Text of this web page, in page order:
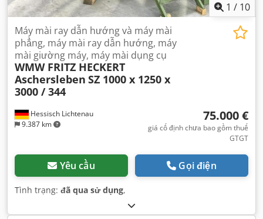
1 / 10
Hessisch Lichtenau
9.387 km
Máy mài ray dẫn hướng và máy mài
phẳng, máy mài ray dẫn hướng, máy
mài giường máy, máy mài dụng cụ
WMW FRITZ HECKERT
Aschersleben SZ 1000 x 1250 x
3000 / 344
75.000 €
giá cố định chưa bao gồm thuế
GTGT
Yêu cầu Gọi điện
Tình trạng: đã qua sử dụng,